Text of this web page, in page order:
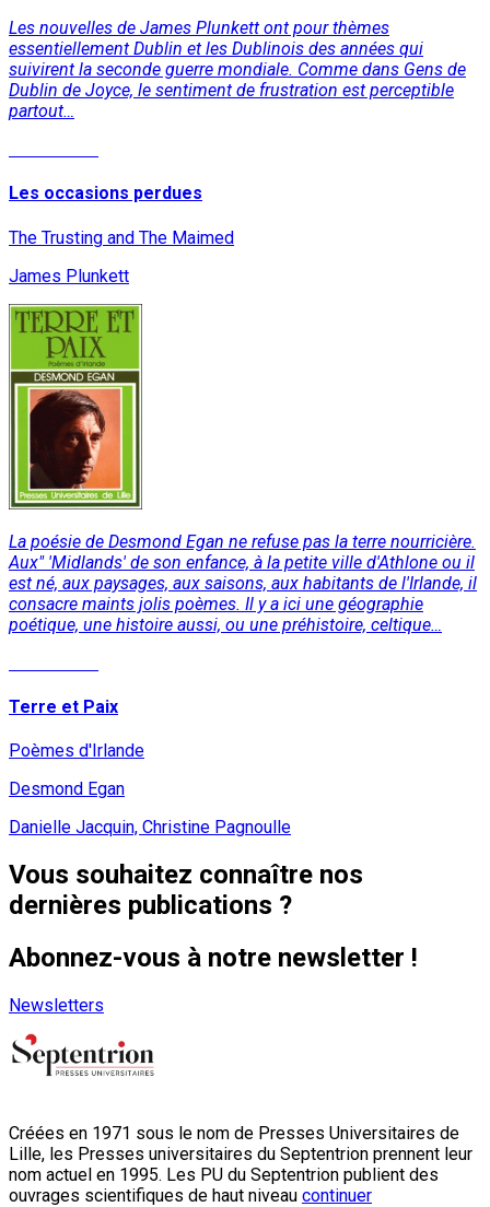
Les nouvelles de James Plunkett ont pour thèmes
essentiellement Dublin et les Dublinois des années qui
suivirent la seconde guerre mondiale. Comme dans Gens de
Dublin de Joyce, le sentiment de frustration est perceptible
partout…
Les occasions perdues
The Trusting and The Maimed
James Plunkett
La poésie de Desmond Egan ne refuse pas la terre nourricière.
Aux" 'Midlands' de son enfance, à la petite ville d'Athlone ou il
est né, aux paysages, aux saisons, aux habitants de l'Irlande, il
consacre maints jolis poèmes. Il y a ici une géographie
poétique, une histoire aussi, ou une préhistoire, celtique…
Terre et Paix
Poèmes d'Irlande
Desmond Egan
Danielle Jacquin, Christine Pagnoulle
Vous souhaitez connaître nos
dernières publications ?
Abonnez-vous à notre newsletter !
Newsletters
Créées en 1971 sous le nom de Presses Universitaires de
Lille, les Presses universitaires du Septentrion prennent leur
nom actuel en 1995. Les PU du Septentrion publient des
ouvrages scientifiques de haut niveau continuer